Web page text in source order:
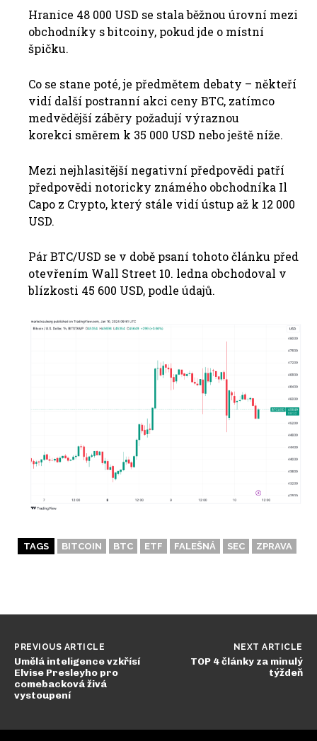
Hranice 48 000 USD se stala běžnou úrovní mezi
obchodníky s bitcoiny, pokud jde o místní
špičku.
Co se stane poté, je předmětem debaty – někteří
vidí další postranní akci ceny BTC, zatímco
medvědější záběry požadují výraznou
korekci směrem k 35 000 USD nebo ještě níže.
Mezi nejhlasitější negativní předpovědi patří
předpovědi notoricky známého obchodníka Il
Capo z Crypto, který stále vidí ústup až k 12 000
USD.
Pár BTC/USD se v době psaní tohoto článku před
otevřením Wall Street 10. ledna obchodoval v
blízkosti 45 600 USD, podle údajů.
TAGS BITCOIN BTC ETF FALEŠNÁ SEC ZPRAVA
PREVIOUS ARTICLE
Umělá inteligence vzkřísí
Elvise Presleyho pro
comebacková živá
vystoupení
NEXT ARTICLE
TOP 4 články za minulý
týždeň